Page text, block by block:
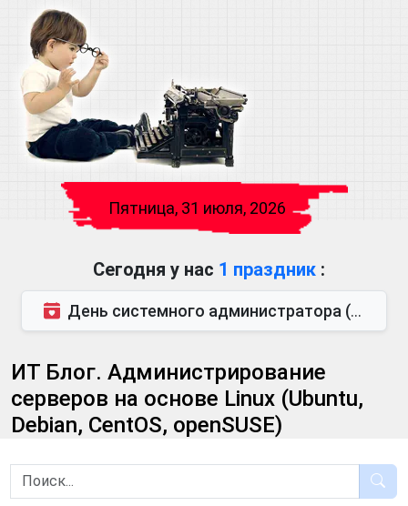
Пятница, 31 июля, 2026
Сегодня у нас 1 праздник :
День системного администратора (последняя пятница июля)
ИТ Блог. Администрирование
серверов на основе Linux (Ubuntu,
Debian, CentOS, openSUSE)